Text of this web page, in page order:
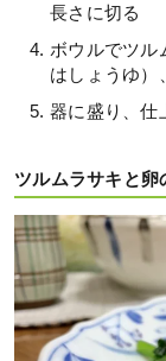
長さに切る
ボウルでツル
はしょうゆ）
器に盛り、仕
ツルムラサキと卵